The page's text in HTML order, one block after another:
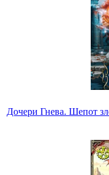
Дочери Гнева. Шепот